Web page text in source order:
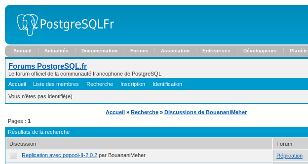
Accueil Actualités Documentation Forums Association Entreprises Développeurs Planète
Forums PostgreSQL.fr
Le forum officiel de la communauté francophone de PostgreSQL
Accueil
Liste des membres Recherche Inscription Identification
Vous n'êtes pas identifié(e).
Accueil » Recherche » Discussions de BouananiMeher
Pages : 1
Résultats de la recherche
Discussion
Forum
Replication avec pgpool-II-2.0.2 par BouananiMeher Réplication